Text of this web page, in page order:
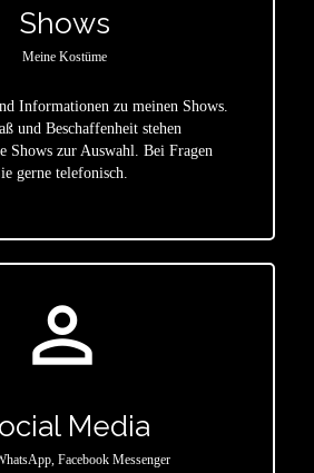
Shows
Meine Kostüme
Informationen zu meinen Shows.
und Beschaffenheit stehen
Shows zur Auswahl. Bei Fragen
gerne telefonisch.
person_outline
Media
Facebook Messenger